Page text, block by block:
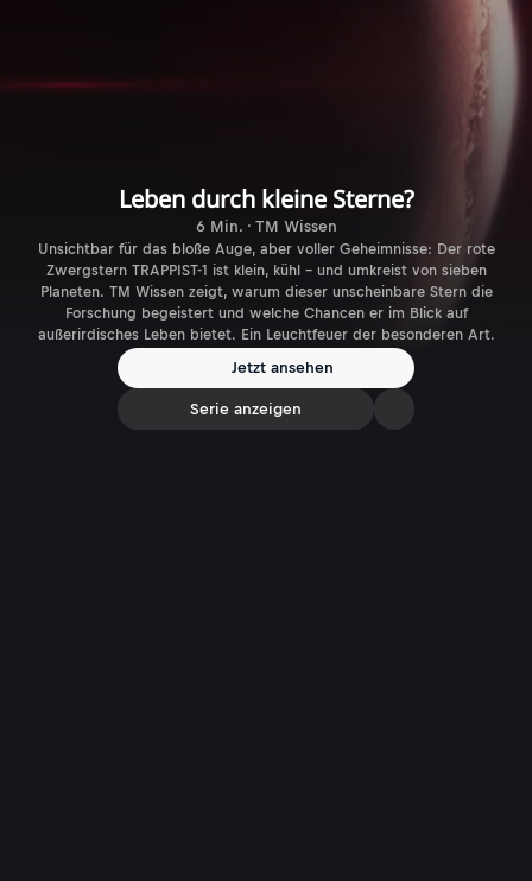
Leben durch kleine Sterne?
6 Min. · TM Wissen
Unsichtbar für das bloße Auge, aber voller Geheimnisse: Der rote
Zwergstern TRAPPIST-1 ist klein, kühl – und umkreist von sieben
Planeten. TM Wissen zeigt, warum dieser unscheinbare Stern die
Forschung begeistert und welche Chancen er im Blick auf
außerirdisches Leben bietet. Ein Leuchtfeuer der besonderen Art.
Jetzt ansehen
Serie anzeigen